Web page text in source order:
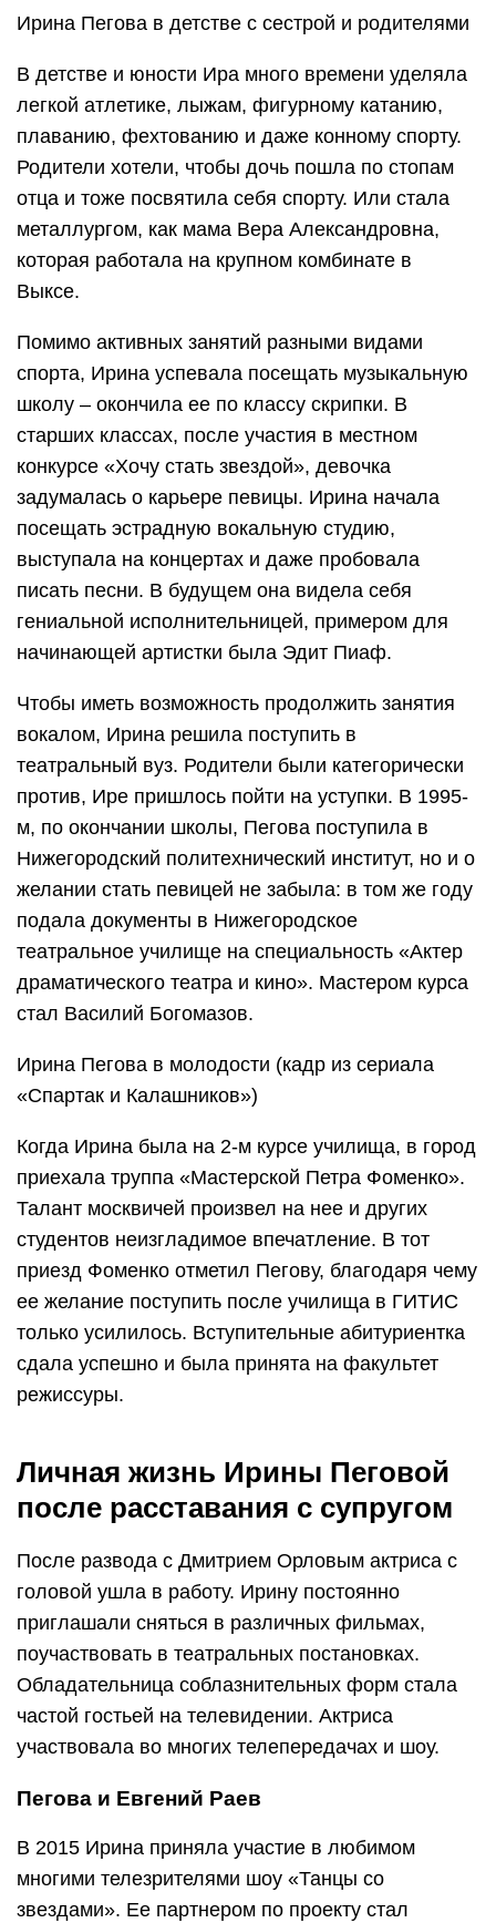
Ирина Пегова в детстве с сестрой и родителями
В детстве и юности Ира много времени уделяла
легкой атлетике, лыжам, фигурному катанию,
плаванию, фехтованию и даже конному спорту.
Родители хотели, чтобы дочь пошла по стопам
отца и тоже посвятила себя спорту. Или стала
металлургом, как мама Вера Александровна,
которая работала на крупном комбинате в
Выксе.
Помимо активных занятий разными видами
спорта, Ирина успевала посещать музыкальную
школу – окончила ее по классу скрипки. В
старших классах, после участия в местном
конкурсе «Хочу стать звездой», девочка
задумалась о карьере певицы. Ирина начала
посещать эстрадную вокальную студию,
выступала на концертах и даже пробовала
писать песни. В будущем она видела себя
гениальной исполнительницей, примером для
начинающей артистки была Эдит Пиаф.
Чтобы иметь возможность продолжить занятия
вокалом, Ирина решила поступить в
театральный вуз. Родители были категорически
против, Ире пришлось пойти на уступки. В 1995-
м, по окончании школы, Пегова поступила в
Нижегородский политехнический институт, но и о
желании стать певицей не забыла: в том же году
подала документы в Нижегородское
театральное училище на специальность «Актер
драматического театра и кино». Мастером курса
стал Василий Богомазов.
Ирина Пегова в молодости (кадр из сериала
«Спартак и Калашников»)
Когда Ирина была на 2-м курсе училища, в город
приехала труппа «Мастерской Петра Фоменко».
Талант москвичей произвел на нее и других
студентов неизгладимое впечатление. В тот
приезд Фоменко отметил Пегову, благодаря чему
ее желание поступить после училища в ГИТИС
только усилилось. Вступительные абитуриентка
сдала успешно и была принята на факультет
режиссуры.
Личная жизнь Ирины Пеговой
после расставания с супругом
После развода с Дмитрием Орловым актриса с
головой ушла в работу. Ирину постоянно
приглашали сняться в различных фильмах,
поучаствовать в театральных постановках.
Обладательница соблазнительных форм стала
частой гостьей на телевидении. Актриса
участвовала во многих телепередачах и шоу.
Пегова и Евгений Раев
В 2015 Ирина приняла участие в любимом
многими телезрителями шоу «Танцы со
звездами». Ее партнером по проекту стал